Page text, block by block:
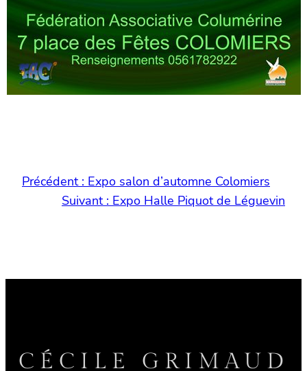
Précédent : Expo salon d’automne Colomiers
Suivant : Expo Halle Piquot de Léguevin
CÉCILE GRIMAUD